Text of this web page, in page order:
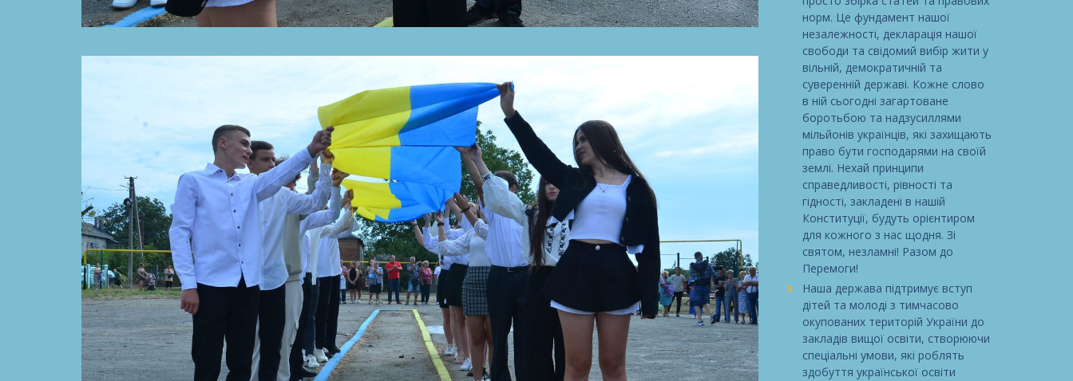
норм. Це фундамент нашої
незалежності, декларація нашої
свободи та свідомий вибір жити у
вільній, демократичній та
суверенній державі. Кожне слово
в ній сьогодні загартоване
боротьбою та надзусиллями
мільйонів українців, які захищають
право бути господарями на своїй
землі. Нехай принципи
справедливості, рівності та
гідності, закладені в нашій
Конституції, будуть орієнтиром
для кожного з нас щодня. Зі
святом, незламні! Разом до
Перемоги!
Наша держава підтримує вступ
дітей та молоді з тимчасово
окупованих територій України до
закладів вищої освіти, створюючи
спеціальні умови, які роблять
здобуття української освіти